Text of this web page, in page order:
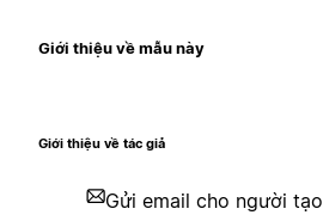
Giới thiệu về mẫu này
Giới thiệu về tác giả
Gửi email cho người tạo